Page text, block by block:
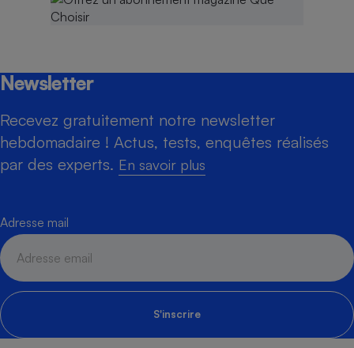
Newsletter
Recevez gratuitement notre newsletter
hebdomadaire ! Actus, tests, enquêtes réalisés
par des experts. En savoir plus
Adresse mail
S'inscrire